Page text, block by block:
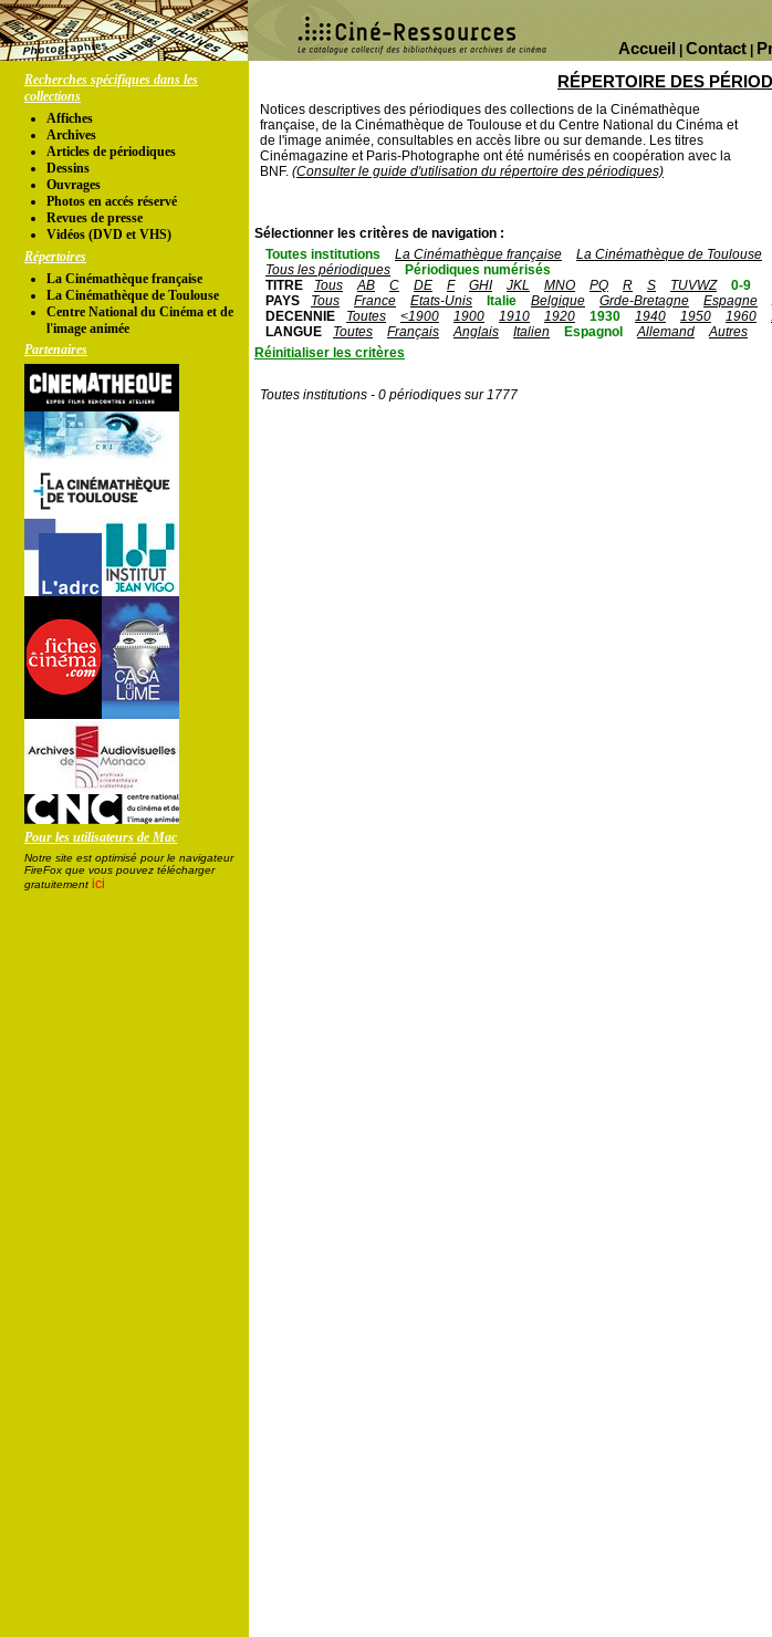
Contact
Accueil
Recherches spécifiques dans les
collections
Affiches
Archives
Articles de périodiques
Dessins
Ouvrages
Photos en accés réservé
Revues de presse
Vidéos (DVD et VHS)
Répertoires
La Cinémathèque française
La Cinémathèque de Toulouse
Centre National du Cinéma et de
l'image animée
Partenaires
Pour les utilisateurs de Mac
Notre site est optimisé pour le navigateur
FireFox que vous pouvez télécharger
gratuitement ici
RÉPERTOIRE DES
Notices descriptives des périodiques des collections de la Cinémathèque
française, de la Cinémathèque de Toulouse et du Centre National du Cinéma et
de l'image animée, consultables en accès libre ou sur demande. Les titres
Cinémagazine et Paris-Photographe ont été numérisés en coopération avec la
BNF. (Consulter le guide d'utilisation du répertoire des périodiques)
Sélectionner les critères de navigation :
Toutes institutions
La Cinémathèque française La Cinémathèque de Toulouse
Tous les périodiques
Périodiques numérisés
TITRE
Tous AB C DE F GHI JKL MNO PQ R S TUVWZ
0-9
PAYS
Tous France Etats-Unis Italie Belgique Grde-Bretagne Espagne
DECENNIE
Toutes <1900 1900 1910 1920 1930 1940 1950 1960
LANGUE
Toutes Français Anglais Italien Espagnol Allemand
Autres
Réinitialiser les critères
Toutes institutions - 0 périodiques sur 1777